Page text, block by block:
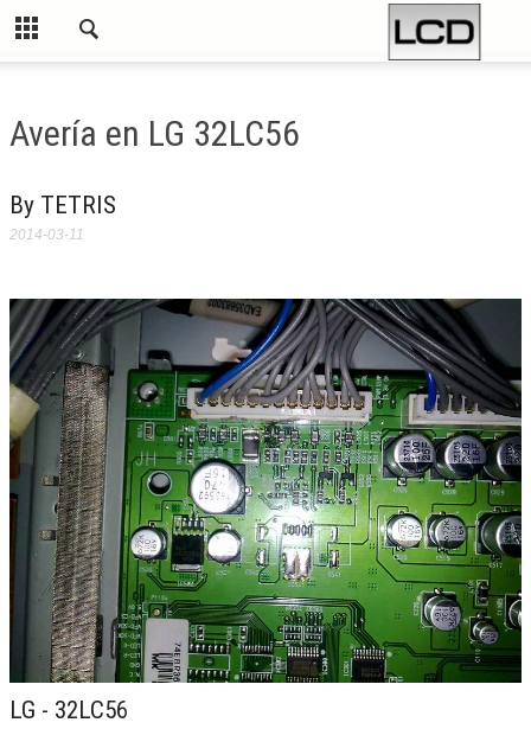
Avería en LG 32LC56
By TETRIS
2014-03-11
LG - 32LC56